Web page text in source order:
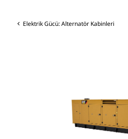
Elektrik Gücü: Alternatör Kabinleri